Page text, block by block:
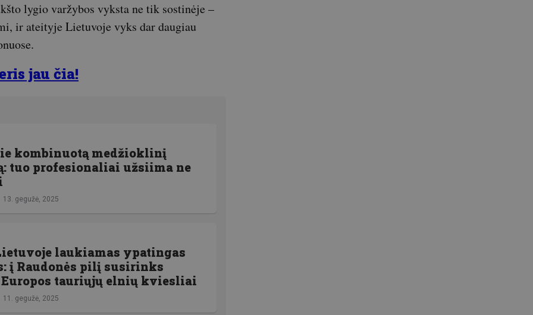
lygio varžybos vyksta ne tik sostinėje –
ir ateityje Lietuvoje vyks dar daugiau
jau čia!
kombinuotą medžioklinį
tuo profesionaliai užsiima ne
13. gegužė, 2025
laukiamas ypatingas
į Raudonės pilį susirinks
tauriųjų elnių kviesliai
11. gegužė, 2025